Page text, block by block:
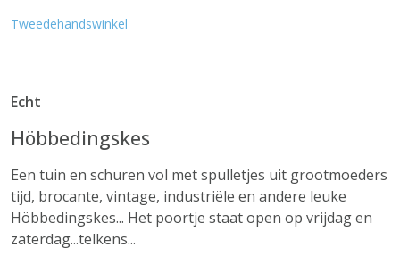
Tweedehandswinkel
Echt
Höbbedingskes
Een tuin en schuren vol met spulletjes uit grootmoeders
tijd, brocante, vintage, industriële en andere leuke
Höbbedingskes... Het poortje staat open op vrijdag en
zaterdag...telkens...